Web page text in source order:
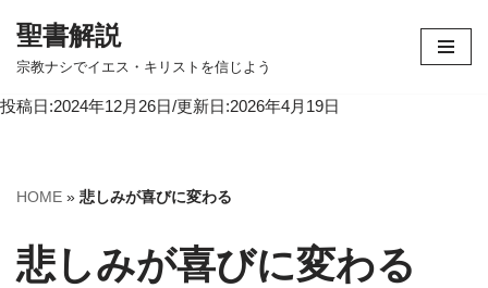
コ
テ
へ
キ
ッ
聖書解説
宗教ナシでイエス・キリストを信じよう
投稿日:2024年12月26日/更新日:2026年4月19日
HOME » 悲しみが喜びに変わる
悲しみが喜びに変わる